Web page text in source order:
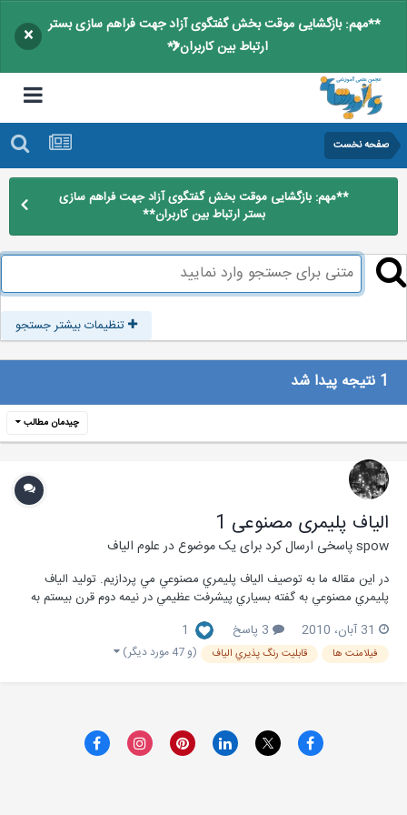
**مهم: بازگشایی موقت بخش گفتگوی آزاد جهت فراهم سازی بستر
ارتباط بین کاربران**
×
صفحه نخست
**مهم: بازگشایی موقت بخش گفتگوی آزاد جهت فراهم سازی
بستر ارتباط بین کاربران**
تنظیمات بیشتر جستجو
چیدمان مطالب
الياف پليمری مصنوعی 1
spowپاسخی ارسال کرد برای یک موضوع درعلوم الیاف
در اين مقاله ما به توصيف الياف پليمري مصنوعي مي پردازيم. توليد الياف
پليمري مصنوعي به گفته بسياري پيشرفت عظيمي در نيمه دوم قرن بيستم به
مانند نايلون، پلي استر و ... شروع شده است. اين پيشرفت شگرف در اواخر
دهه ي 1930 اتفاق افتاد. د...
31 آبان، 2010 3 پاسخ 1
فيلامنت ها قابليت رنگ پذيري الياف (و 47 مورد دیگر)